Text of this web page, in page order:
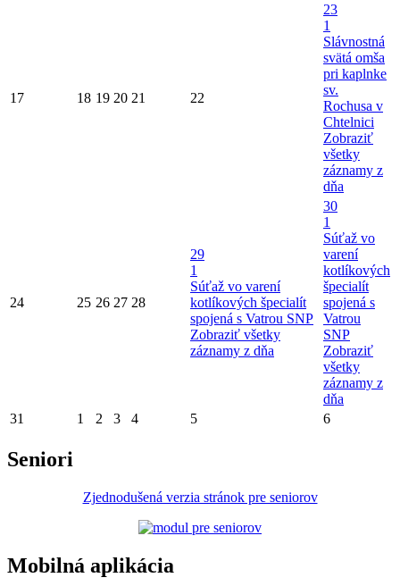
17 18 19 20 21 22
23
1
Slávnostná
svätá omša
pri kaplnke
sv.
Rochusa v
Chtelnici
Zobraziť
všetky
záznamy z
dňa
24 25 26 27 28
29
1
Súťaž vo varení
kotlíkových špecialít
spojená s Vatrou SNP
Zobraziť všetky
záznamy z dňa
30
1
Súťaž vo
varení
kotlíkových
špecialít
spojená s
Vatrou
SNP
Zobraziť
všetky
záznamy z
dňa
31
1 2 3 4 5 6
Seniori
Zjednodušená verzia stránok pre seniorov
Mobilná aplikácia